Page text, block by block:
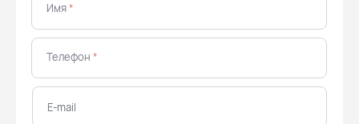
Имя*
Телефон *